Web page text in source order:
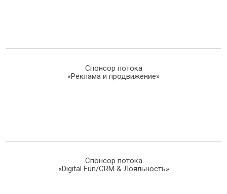
Спонсор потока
«Реклама и продвижение»
Спонсор потока
«Digital Fun/CRM & Лояльность»